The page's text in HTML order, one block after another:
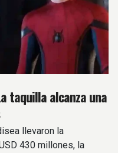
taquilla alcanza una
llevaron la
430 millones, la